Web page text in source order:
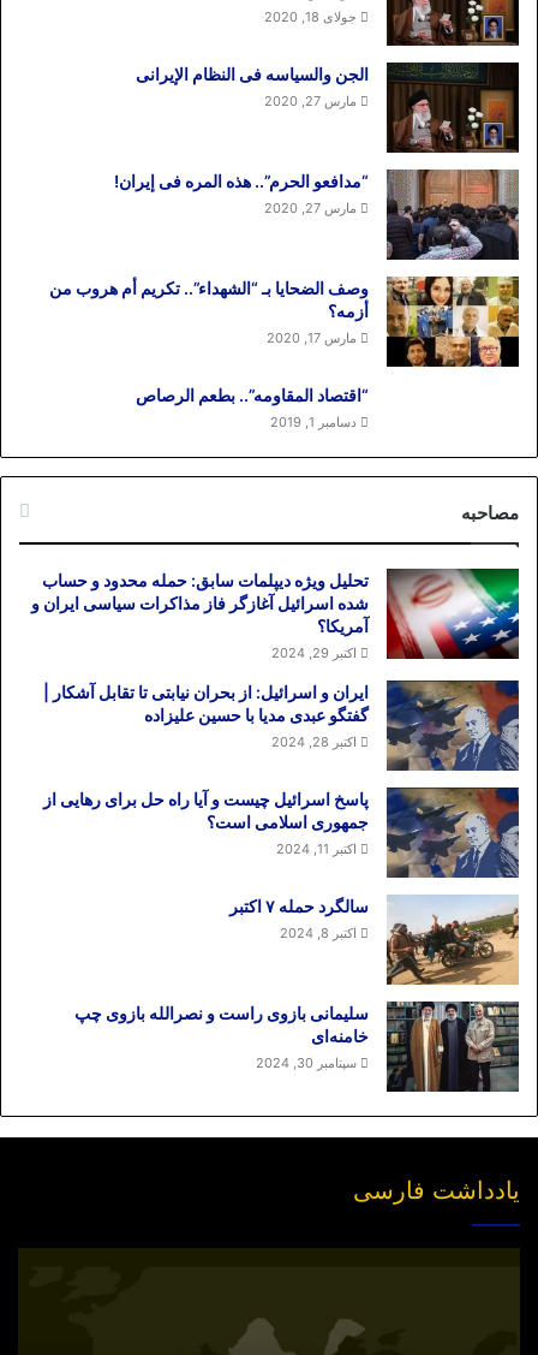
جولای 18, 2020
الجن والسیاسه فی النظام اﻹیرانی
مارس 27, 2020
“مدافعو الحرم”.. هذه المره فی إیران!
مارس 27, 2020
وصف الضحایا بـ “الشهداء”.. تکریم أم هروب من
أزمه؟
مارس 17, 2020
“اقتصاد المقاومه”.. بطعم الرصاص
دسامبر 1, 2019
مصاحبه
تحلیل ویژه دیپلمات سابق: حمله محدود و حساب
شده اسرائیل آغازگر فاز مذاکرات سیاسی ایران و
آمریکا؟
اکتبر 29, 2024
ایران و اسرائیل: از بحران نیابتی تا تقابل آشکار |
گفتگو عبدی مدیا با حسین علیزاده
اکتبر 28, 2024
پاسخ اسرائیل چیست و آیا راه حل برای رهایی از
جمهوری اسلامی است؟
اکتبر 11, 2024
سالگرد حمله ۷ اکتبر
اکتبر 8, 2024
سلیمانی بازوی راست و نصرالله بازوی چپ
خامنه‌ای
سپتامبر 30, 2024
یادداشت فارسی